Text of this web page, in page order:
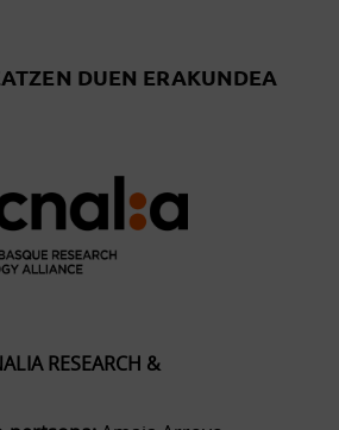
DUEN ERAKUNDEA
RESEARCH &